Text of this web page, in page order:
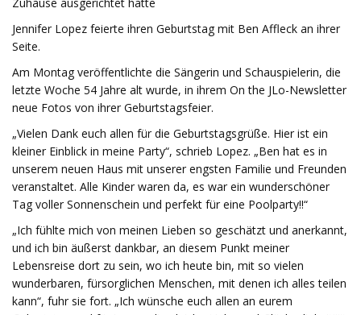
Jennifer Lopez feierte ihren Geburtstag mit Ben Affleck an ihrer
Seite.
Am Montag veröffentlichte die Sängerin und Schauspielerin, die
letzte Woche 54 Jahre alt wurde, in ihrem On the JLo-Newsletter
neue Fotos von ihrer Geburtstagsfeier.
„Vielen Dank euch allen für die Geburtstagsgrüße. Hier ist ein
kleiner Einblick in meine Party“, schrieb Lopez. „Ben hat es in
unserem neuen Haus mit unserer engsten Familie und Freunden
veranstaltet. Alle Kinder waren da, es war ein wunderschöner
Tag voller Sonnenschein und perfekt für eine Poolparty!!“
„Ich fühlte mich von meinen Lieben so geschätzt und anerkannt,
und ich bin äußerst dankbar, an diesem Punkt meiner
Lebensreise dort zu sein, wo ich heute bin, mit so vielen
wunderbaren, fürsorglichen Menschen, mit denen ich alles teilen
kann“, fuhr sie fort. „Ich wünsche euch allen an eurem